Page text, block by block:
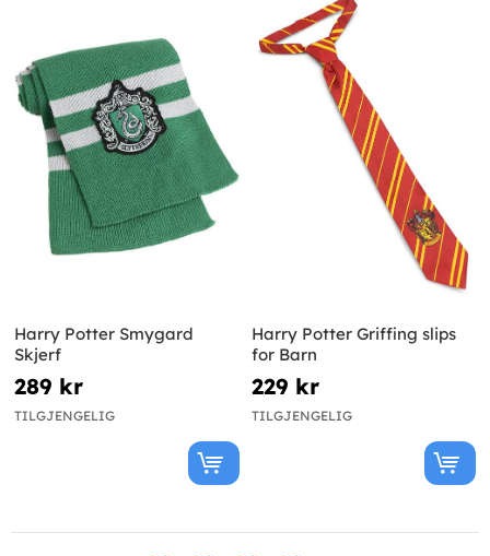
Harry Potter Smygard
Skjerf
289 kr
TILGJENGELIG
Harry Potter Griffing slips
for Barn
229 kr
TILGJENGELIG